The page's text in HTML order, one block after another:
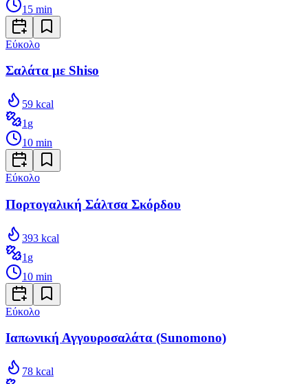
15 min
Εύκολο
Σαλάτα με Shiso
59 kcal
1 g
10 min
Εύκολο
Πορτογαλική Σάλτσα Σκόρδου
393 kcal
1 g
10 min
Εύκολο
Ιαπωνική Αγγουροσαλάτα (Sunomono)
78 kcal